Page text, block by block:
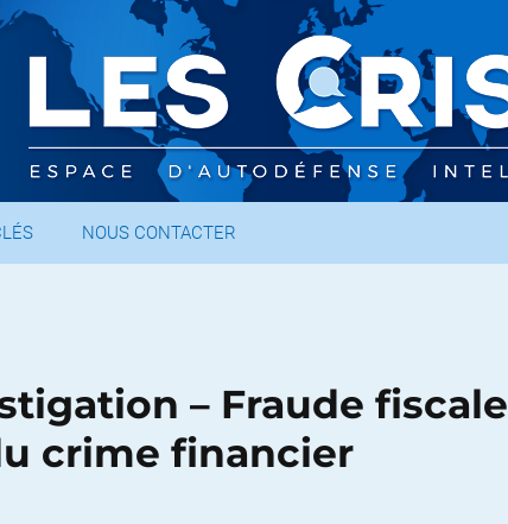
NOUS CONTACTER
– Fraude fiscale
crime financier